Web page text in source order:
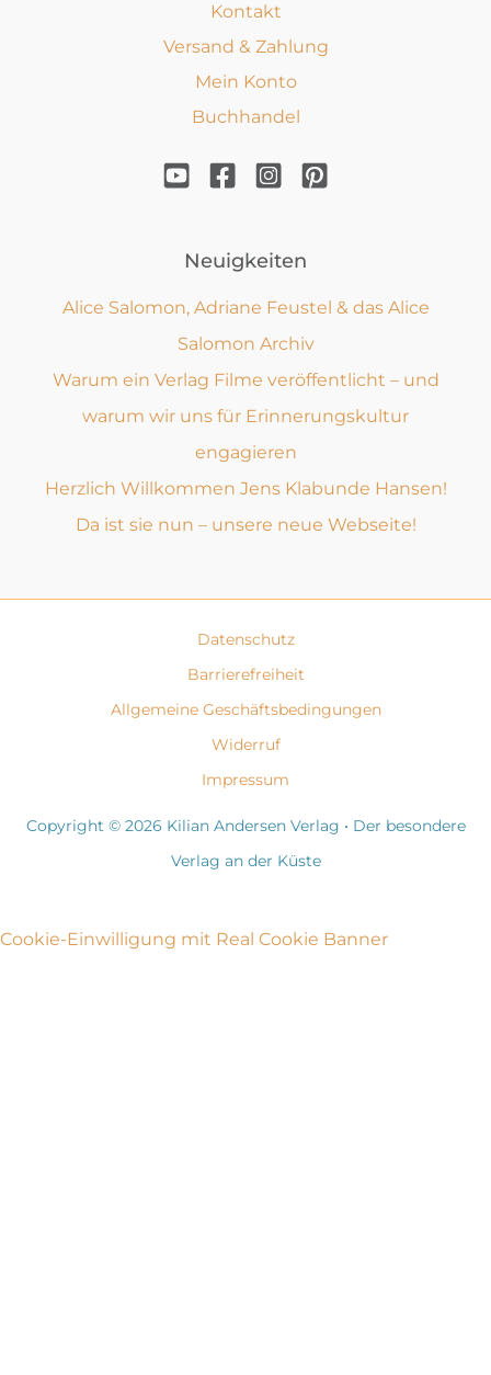
Kontakt
Versand & Zahlung
Mein Konto
Buchhandel
Neuigkeiten
Alice Salomon, Adriane Feustel & das Alice
Salomon Archiv
Warum ein Verlag Filme veröffentlicht – und
warum wir uns für Erinnerungskultur
engagieren
Herzlich Willkommen Jens Klabunde Hansen!
Da ist sie nun – unsere neue Webseite!
Datenschutz
Barrierefreiheit
Allgemeine Geschäftsbedingungen
Widerruf
Impressum
Copyright © 2026 Kilian Andersen Verlag • Der besondere
Verlag an der Küste
Cookie-Einwilligung mit Real Cookie Banner